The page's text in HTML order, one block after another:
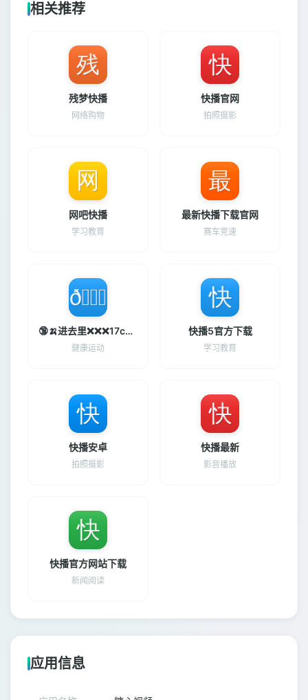
相关推荐
残梦快播
网络购物
快播官网
拍照摄影
网吧快播
学习教育
最新快播下载官网
赛车竞速
🔞🍌进去里❌❌❌17c视频
健康运动
快播5官方下载
学习教育
快播安卓
拍照摄影
快播最新
影音播放
快播官方网站下载
新闻阅读
应用信息